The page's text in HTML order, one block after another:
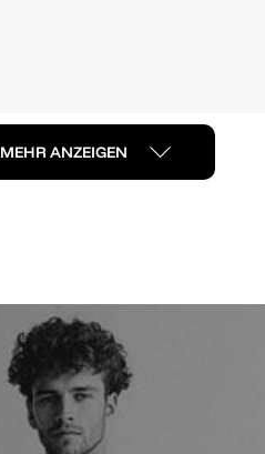
MEHR ANZEIGEN